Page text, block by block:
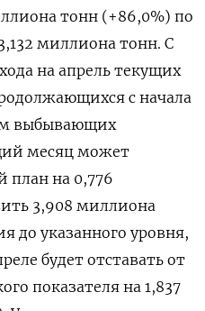
тонн (+86,0%) по
миллиона тонн. С
на апрель текущих
с начала
выбывающих
месяц может
план на 0,776
3,908 миллиона
до указанного уровня,
будет отставать от
показателя на 1,837